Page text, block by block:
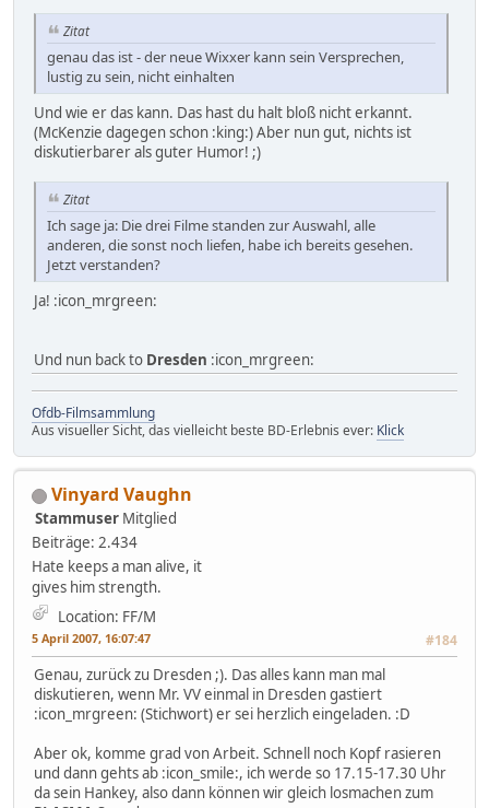
Zitat
genau das ist - der neue Wixxer kann sein Versprechen,
lustig zu sein, nicht einhalten
Und wie er das kann. Das hast du halt bloß nicht erkannt.
(McKenzie dagegen schon :king:) Aber nun gut, nichts ist
diskutierbarer als guter Humor! ;)
Zitat
Ich sage ja: Die drei Filme standen zur Auswahl, alle
anderen, die sonst noch liefen, habe ich bereits gesehen.
Jetzt verstanden?
Ja! :icon_mrgreen:
Und nun back to Dresden :icon_mrgreen:
Ofdb-Filmsammlung
Aus visueller Sicht, das vielleicht beste BD-Erlebnis ever: Klick
Vinyard Vaughn
Stammuser Mitglied
Beiträge: 2.434
Hate keeps a man alive, it
gives him strength.
Location: FF/M
5 April 2007, 16:07:47 #184
Genau, zurück zu Dresden ;). Das alles kann man mal
diskutieren, wenn Mr. VV einmal in Dresden gastiert
:icon_mrgreen: (Stichwort) er sei herzlich eingeladen. :D
Aber ok, komme grad von Arbeit. Schnell noch Kopf rasieren
und dann gehts ab :icon_smile:, ich werde so 17.15-17.30 Uhr
da sein Hankey, also dann können wir gleich losmachen zum